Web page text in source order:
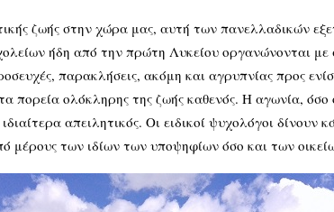
ζωής στην χώρα μας, αυτή των πανελλαδικών
ήδη από την πρώτη Λυκείου οργανώνονται με
παρακλήσεις, ακόμη και αγρυπνίας προς
πορεία ολόκληρης της ζωής καθενός. Η αγωνία,
απειλητικός. Οι ειδικοί ψυχολόγοι δίνουν
μέρους των ιδίων των υποψηφίων όσο και των